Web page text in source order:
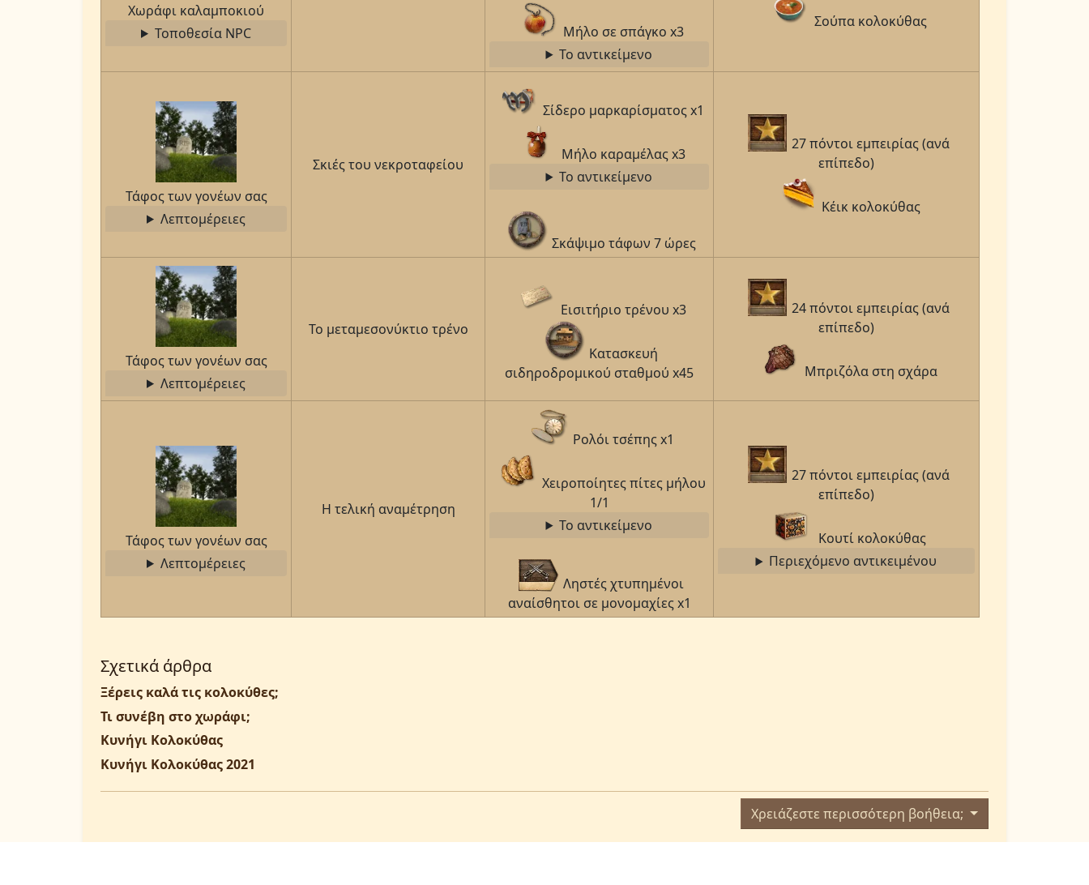
Χωράφι καλαμποκιού
Τοποθεσία NPC
Μήλο σε σπάγκο x3
Το αντικείμενο
Σούπα κολοκύθας
Τάφος των γονέων σας
Λεπτομέρειες
Σκιές του νεκροταφείου
Σίδερο μαρκαρίσματος x1
Μήλο καραμέλας x3
Το αντικείμενο
Σκάψιμο τάφων 7 ώρες
27 πόντοι εμπειρίας (ανά
επίπεδο)
Κέικ κολοκύθας
Τάφος των γονέων σας
Λεπτομέρειες
Το μεταμεσονύκτιο τρένο
Εισιτήριο τρένου x3
Κατασκευή
σιδηροδρομικού σταθμού x45
24 πόντοι εμπειρίας (ανά
επίπεδο)
Μπριζόλα στη σχάρα
Τάφος των γονέων σας
Λεπτομέρειες
Η τελική αναμέτρηση
Ρολόι τσέπης x1
Χειροποίητες πίτες μήλου
1/1
Το αντικείμενο
Ληστές χτυπημένοι
αναίσθητοι σε μονομαχίες x1
27 πόντοι εμπειρίας (ανά
επίπεδο)
Κουτί κολοκύθας
Περιεχόμενο αντικειμένου
Σχετικά άρθρα
Ξέρεις καλά τις κολοκύθες;
Τι συνέβη στο χωράφι;
Κυνήγι Κολοκύθας
Κυνήγι Κολοκύθας 2021
Χρειάζεστε περισσότερη βοήθεια;